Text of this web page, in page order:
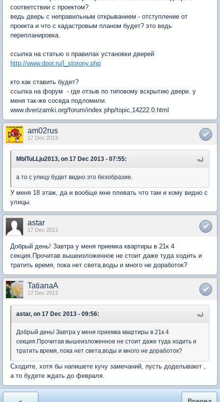
соответствии с проектом?
ведь дверь с неправильным открыванием - отступление от
проекта и что с кадастровым планом будет? это ведь
перепланировка.
ссылка на статью о правилах установки дверей
http://www.door.ru/l_storony.php
кто как ставить будет?
ссылка на форум - где отзыв по типовому вскрытию двери. у
меня так-же соседа подломили.
www.dverizamki.org/forum/index.php/topic,14222.0.html
am02rus
17 Dec 2013
MblTuLLju2013, on 17 Dec 2013 - 07:55:
а то с улицу будет видно это безобразие.
У меня 18 этаж, да и вообще мне плевать что там и кому видно с
улицы.
astar
17 Dec 2013
Добрый день! Завтра у меня приемка квартиры в 21к 4
секция.Прочитав вышеизложенное не стоит даже туда ходить и
тратить время, пока нет света,воды и много не доработок?
TatianaA
17 Dec 2013
astar, on 17 Dec 2013 - 09:56:
Добрый день! Завтра у меня приемка квартиры в 21к 4
секция.Прочитав вышеизложенное не стоит даже туда ходить и
тратить время, пока нет света,воды и много не доработок?
Сходите, хотя бы напишете кучу замечаний, пусть доделывают ,
а то будете ждать до февраля.